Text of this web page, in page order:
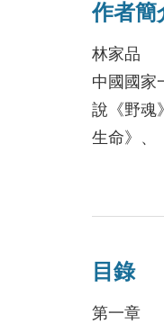
作者簡
林家品
中國國家
說《野魂
生命》、
國煤礦
目錄
第一章